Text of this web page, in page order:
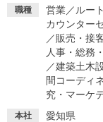
イベントを探す
就活ノウハ
就活支
職種 営業／ ルー
カウンター
／販売・接
人事・総務
／建築土木
間コーディ
究・マーケ
本社 愛知県